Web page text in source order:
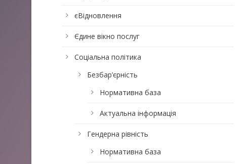
єВідновлення
Єдине вікно послуг
Соціальна політика
Безбар’єрність
Нормативна база
Актуальна інформація
Гендерна рівність
Нормативна база